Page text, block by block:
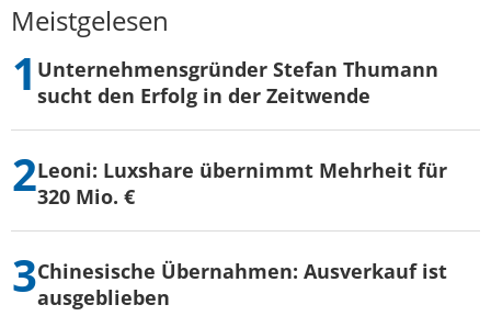
Meistgelesen
Unternehmensgründer Stefan Thumann
sucht den Erfolg in der Zeitwende
Leoni: Luxshare übernimmt Mehrheit für
320 Mio. €
Chinesische Übernahmen: Ausverkauf ist
ausgeblieben